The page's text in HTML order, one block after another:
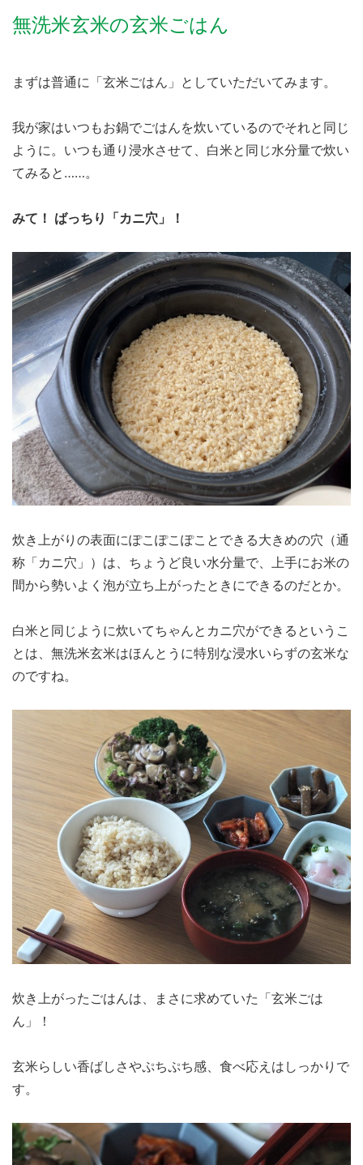
無洗米玄米の玄米ごはん
まずは普通に「玄米ごはん」としていただいてみます。
我が家はいつもお鍋でごはんを炊いているのでそれと同じ
ように。いつも通り浸水させて、白米と同じ水分量で炊い
てみると……。
みて！ ばっちり「カニ穴」！
炊き上がりの表面にぽこぽこぽことできる大きめの穴（通
称「カニ穴」）は、ちょうど良い水分量で、上手にお米の
間から勢いよく泡が立ち上がったときにできるのだとか。
白米と同じように炊いてちゃんとカニ穴ができるというこ
とは、無洗米玄米はほんとうに特別な浸水いらずの玄米な
のですね。
炊き上がったごはんは、まさに求めていた「玄米ごは
ん」！
玄米らしい香ばしさやぷちぷち感、食べ応えはしっかりで
す。